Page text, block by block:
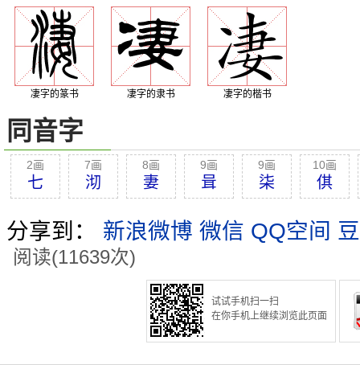
凄字的篆书 凄字的隶书 凄字的楷书
同音字
2画
七
7画
沏
8画
妻
9画
咠
9画
柒
10画
倛
分享到： 新浪微博 微信 QQ空间
阅读(11639次)
试试手机扫一扫
在你手机上继续浏览此页面